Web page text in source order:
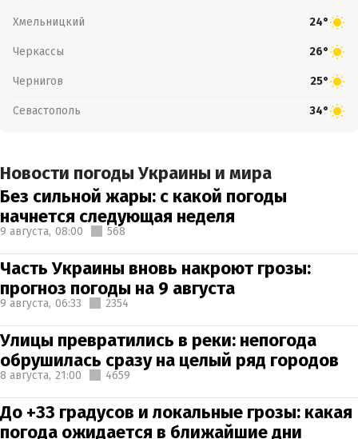
Хмельницкий 24°
Черкассы 26°
Чернигов 25°
Севастополь 34°
Новости погоды Украины и мира
Без сильной жары: с какой погоды
начнется следующая неделя
9 августа, 08:00 568
Часть Украины вновь накроют грозы:
прогноз погоды на 9 августа
9 августа, 06:33 2354
Улицы превратились в реки: непогода
обрушилась сразу на целый ряд городов
8 августа, 21:00 4659
До +33 градусов и локальные грозы: какая
погода ожидается в ближайшие дни